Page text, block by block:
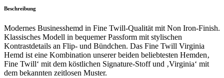
Beschreibung
Modernes Businesshemd in Fine Twill-Qualität mit Non Iron-Finish.
Klassisches Modell in bequemer Passform mit stylischen
Kontrastdetails an Flip- und Bündchen. Das Fine Twill Virginia
Hemd ist eine Kombination unserer beiden beliebtesten Hemden‚
Fine Twill‘ mit dem köstlichen Signature-Stoff und ‚Virginia‘ mit
dem bekannten zeitlosen Muster.